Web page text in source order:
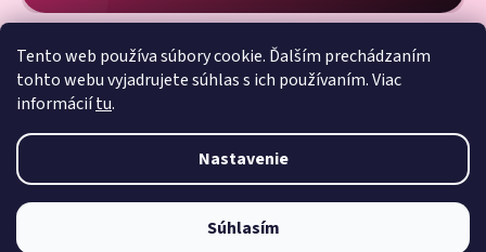
Tento web používa súbory cookie. Ďalším prechádzaním
tohto webu vyjadrujete súhlas s ich používaním. Viac
informáciítu.
Nastavenie
Súhlasím
Vytvoril Shoptet